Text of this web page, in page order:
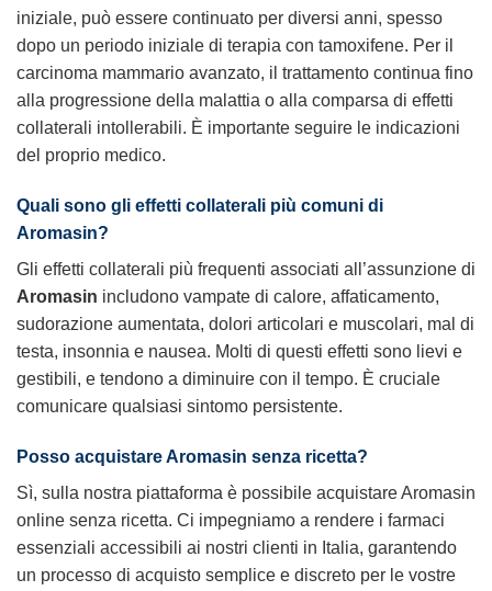
iniziale, può essere continuato per diversi anni, spesso
dopo un periodo iniziale di terapia con tamoxifene. Per il
carcinoma mammario avanzato, il trattamento continua fino
alla progressione della malattia o alla comparsa di effetti
collaterali intollerabili. È importante seguire le indicazioni
del proprio medico.
Quali sono gli effetti collaterali più comuni di
Aromasin?
Gli effetti collaterali più frequenti associati all’assunzione di
Aromasin includono vampate di calore, affaticamento,
sudorazione aumentata, dolori articolari e muscolari, mal di
testa, insonnia e nausea. Molti di questi effetti sono lievi e
gestibili, e tendono a diminuire con il tempo. È cruciale
comunicare qualsiasi sintomo persistente.
Posso acquistare Aromasin senza ricetta?
Sì, sulla nostra piattaforma è possibile acquistare Aromasin
online senza ricetta. Ci impegniamo a rendere i farmaci
essenziali accessibili ai nostri clienti in Italia, garantendo
un processo di acquisto semplice e discreto per le vostre